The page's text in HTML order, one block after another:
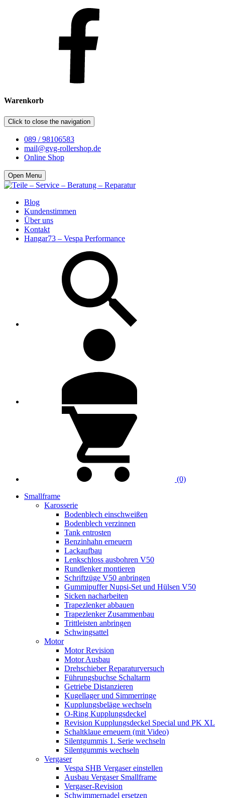
Warenkorb
Click to close the navigation
089 / 98106583
mail@gvg-rollershop.de
Online Shop
Open Menu
Blog
Kundenstimmen
Über uns
Kontakt
Hangar73 – Vespa Performance
(0)
Smallframe
Karosserie
Bodenblech einschweißen
Bodenblech verzinnen
Tank entrosten
Benzinhahn erneuern
Lackaufbau
Lenkschloss ausbohren V50
Rundlenker montieren
Schriftzüge V50 anbringen
Gummipuffer Nupsi-Set und Hülsen V50
Sicken nacharbeiten
Trapezlenker abbauen
Trapezlenker Zusammenbau
Trittleisten anbringen
Schwingsattel
Motor
Motor Revision
Motor Ausbau
Drehschieber Reparaturversuch
Führungsbuchse Schaltarm
Getriebe Distanzieren
Kugellager und Simmerringe
Kupplungsbeläge wechseln
O-Ring Kupplungsdeckel
Revision Kupplungsdeckel Special und PK XL
Schaltklaue erneuern (mit Video)
Silentgummis 1. Serie wechseln
Silentgummis wechseln
Vergaser
Vespa SHB Vergaser einstellen
Ausbau Vergaser Smallframe
Vergaser-Revision
Schwimmernadel ersetzen